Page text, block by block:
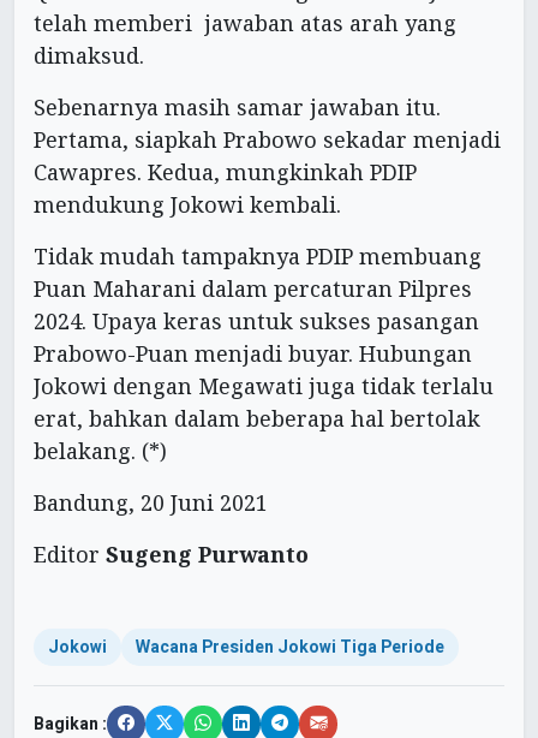
telah memberi jawaban atas arah yang
dimaksud.
Sebenarnya masih samar jawaban itu.
Pertama, siapkah Prabowo sekadar menjadi
Cawapres. Kedua, mungkinkah PDIP
mendukung Jokowi kembali.
Tidak mudah tampaknya PDIP membuang
Puan Maharani dalam percaturan Pilpres
2024. Upaya keras untuk sukses pasangan
Prabowo-Puan menjadi buyar. Hubungan
Jokowi dengan Megawati juga tidak terlalu
erat, bahkan dalam beberapa hal bertolak
belakang. (*)
Bandung, 20 Juni 2021
Editor Sugeng Purwanto
Jokowi Wacana Presiden Jokowi Tiga Periode
Bagikan :